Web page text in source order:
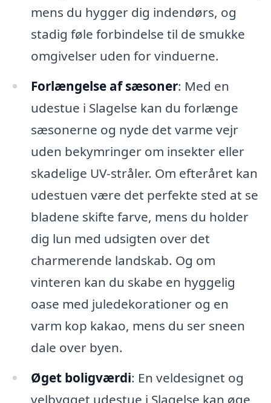
mens du hygger dig indendørs, og
stadig føle forbindelse til de smukke
omgivelser uden for vinduerne.
Forlængelse af sæsoner: Med en
udestue i Slagelse kan du forlænge
sæsonerne og nyde det varme vejr
uden bekymringer om insekter eller
skadelige UV-stråler. Om efteråret kan
udestuen være det perfekte sted at se
bladene skifte farve, mens du holder
dig lun med udsigten over det
charmerende landskab. Og om
vinteren kan du skabe en hyggelig
oase med juledekorationer og en
varm kop kakao, mens du ser sneen
dale over byen.
Øget boligværdi: En veldesignet og
velbygget udestue i Slagelse kan øge